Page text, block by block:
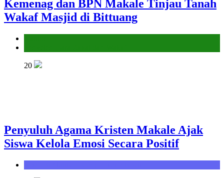
Kemenag dan BPN Makale Tinjau Tanah
Wakaf Masjid di Bittuang
20
Penyuluh Agama Kristen Makale Ajak
Siswa Kelola Emosi Secara Positif